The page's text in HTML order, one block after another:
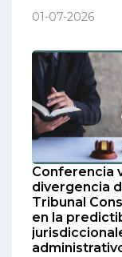
01-07-2026
Conferencia
divergencia
Tribunal
en la